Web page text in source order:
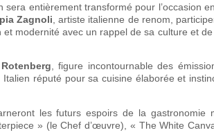
entièrement transformé pour l’occasion
Zagnoli , artiste italienne de renom,
modernité avec un rappel de sa culture et
, figure incontournable des
Italien réputé pour sa cuisine élaborée et
les futurs espoirs de la gastronomie
» (le Chef d’œuvre), « The White